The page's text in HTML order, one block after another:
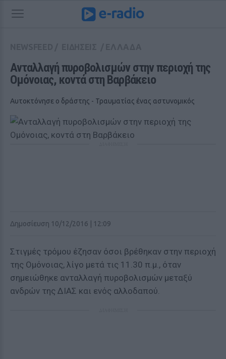
Ανταλλαγή πυροβολισμών στην περιοχή της
Ομόνοιας, κοντά στη Βαρβάκειο
Αυτοκτόνησε ο δράστης - Τραυματίας ένας αστυνομικός
Δημοσίευση 10/12/2016 | 12:09
Στιγμές τρόμου έζησαν όσοι βρέθηκαν στην περιοχή
της Ομόνοιας, λίγο μετά τις 11.30 π.μ., όταν
σημειώθηκε ανταλλαγή πυροβολισμών μεταξύ
ανδρών της ΔΙΑΣ και ενός αλλοδαπού.